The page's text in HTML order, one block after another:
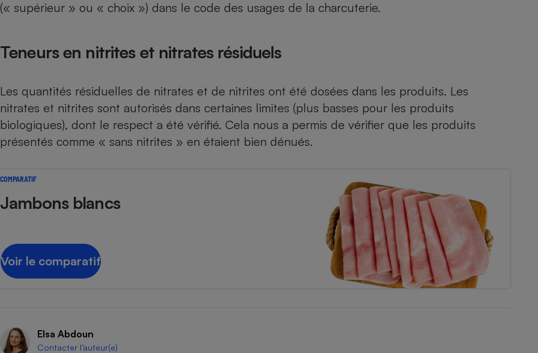
(« supérieur » ou « choix ») dans le code des usages de la charcuterie.
Teneurs en nitrites et nitrates résiduels
Les quantités résiduelles de nitrates et de nitrites ont été dosées dans les produits. Les
nitrates et nitrites sont autorisés dans certaines limites (plus basses pour les produits
biologiques), dont le respect a été vérifié. Cela nous a permis de vérifier que les produits
présentés comme « sans nitrites » en étaient bien dénués.
COMPARATIF
Jambons blancs
Voir le comparatif
Elsa Abdoun
Contacter l’auteur(e)